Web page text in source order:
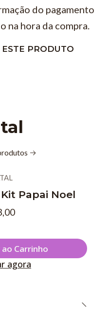
do pagamento
na hora da compra.
PRODUTO
Papai Noel
Carrinho
agora